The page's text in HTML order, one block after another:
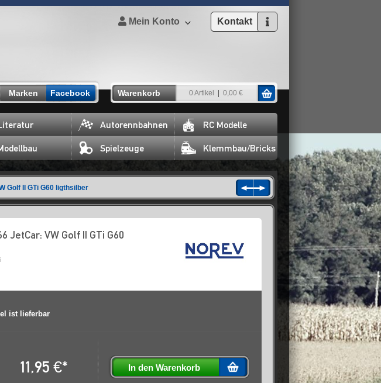
Mein Konto Kontakt
Marken Facebook Warenkorb 0 Artikel 0,00 €
Autorennbahnen RC Modelle
Spielzeuge Klemmbau/Bricks
Golf II GTi G60 ligthsilber
JetCar: VW Golf II GTi G60
ist lieferbar
11,95 €* In den Warenkorb